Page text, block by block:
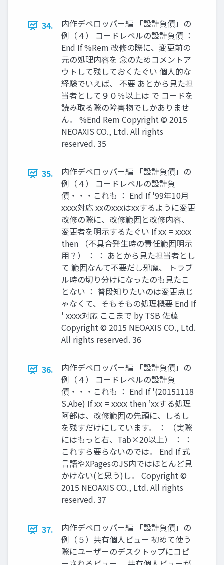
34.
内作デベロッパー編 「設計負債」の
例（４） コードレベルの設計負債 ：
End If %Rem 改修の際に、変更前の
元の処理内容を 念のためコメントア
ウトして残しておくたぐい 個人的な
経験でいえば、 不要 あとから見た担
当者として９０％以上は で コードを
読み取る際の障害物でしかありませ
ん。 %End Rem Copyright © 2015
NEOAXIS CO., Ltd. All rights
reserved. 35
35.
内作デベロッパー編 「設計負債」の
例（４） コードレベルの設計負
債・・・これも ： End If '99年10月
xxxx対応 xxのxxxはxxするように変更
改修の際に、改修範囲と改修内容、
変更者を明示するたぐい If xx = xxxx
then （不具合発生時の責任範囲明示
用？） ： ： あとから見た担当者とし
て 範囲なんて不要だし邪魔、 トラブ
ル時の切り分けになったのも見たこ
とない ： 普段知りたいのは変更点じ
ゃなくて、そもそもの処理概要 End If
' xxxx対応 ここまで by TSB 佐藤
Copyright © 2015 NEOAXIS CO., Ltd.
All rights reserved. 36
36.
内作デベロッパー編 「設計負債」の
例（４） コードレベルの設計負
債・・・これも ： End If '(20151118
S.Abe) If xx = xxxx then ’xxする処理
阿部は、改修範囲の先頭に、しるし
を残すだけにしています。 ： （実際
にはもっと右、Tab×20以上） ： ：
これすら要らないのでは。 End If 式
言語やXPagesのJS内ではほとんど見
かけない(と思う)し。 Copyright ©
2015 NEOAXIS CO., Ltd. All rights
reserved. 37
37.
内作デベロッパー編 「設計負債」の
例（５）共有個人ビュー 初めて使う
際にユーザーのデスクトップにコピ